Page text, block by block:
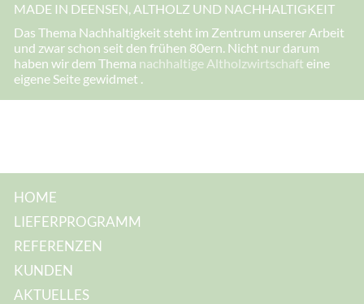
s
e
-
M
:
I
h
r
e
MADE IN DEENSEN, ALTHOLZ UND NACHHALTIGKEIT
Das Thema Nachhaltigkeit steht im Zentrum unserer Arbeit
und zwar schon seit den frühen 80ern. Nicht nur darum
haben wir dem Thema nachhaltige Altholzwirtschaft eine
eigene Seite gewidmet .
HOME
LIEFERPROGRAMM
REFERENZEN
KUNDEN
AKTUELLES